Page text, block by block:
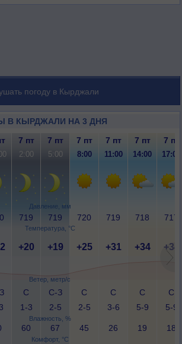
погоду в Кырджали
В КЫРДЖАЛИ НА 3 ДНЯ
Давление, мм
Температура, °C
Ветер, метр/с
Влажность, %
Комфорт, °C
7 пт 7 пт 7 пт 7 пт 7 пт 7 пт
2:00 5:00 8:00 11:00 14:00 17:00
719 719 720 719 718 717
+20 +19 +25 +31 +34 +34
С
1-3
С-З
2-5
С
2-5
С
3-6
С
5-9
С
5-9
60 67 45 26 19 18